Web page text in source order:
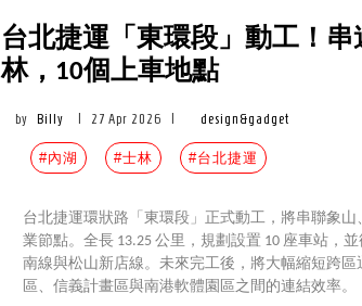
台北捷運「東環段」動工！
林，10個上車地點
by Billy 27 Apr 2026 design&gadget
#內湖 #士林 #台北捷運
台北捷運環狀路「東環段」正式動工，將串聯象
業節點。全長 13.25 公里，規劃設置 10 座車站，
南線與松山新店線。未來完工後，將大幅縮短跨
區、信義計畫區與南港軟體園區之間的連結效率。